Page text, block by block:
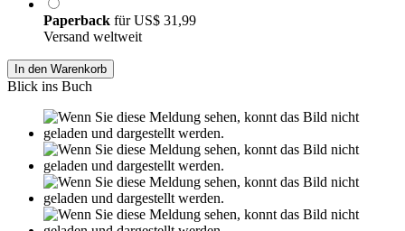
Paperback fürUS$ 31,99
Versand weltweit
In den Warenkorb
Blick ins Buch